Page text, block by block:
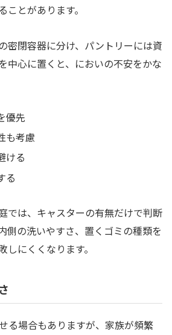
ことがあります。
密閉容器に分け、パントリーには資
中心に置くと、においの不安をかな
優先
も考慮
ける
る
では、キャスターの有無だけで判断
側の洗いやすさ、置くゴミの種類を
にくくなります。
る場合もありますが、家族が頻繁